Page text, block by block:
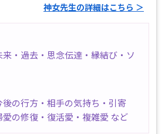
神女先生の詳細はこちら ＞
・過去・思念伝達・縁結び・ソ
の行方・相手の気持ち・引寄
の修復・復活愛・複雑愛 など